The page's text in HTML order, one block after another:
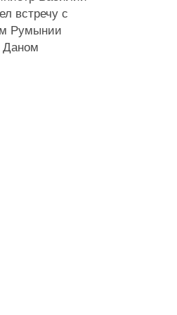
встречу с
Румынии
Даном